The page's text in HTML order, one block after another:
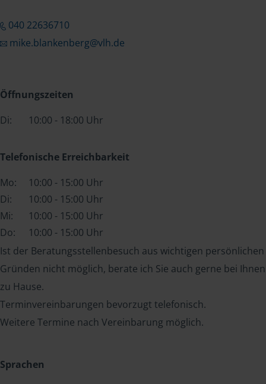
040 22636710
mike.blankenberg@vlh.de
Öffnungszeiten
Di:
10:00 - 18:00 Uhr
Telefonische Erreichbarkeit
Mo:
10:00 - 15:00 Uhr
Di:
10:00 - 15:00 Uhr
Mi:
10:00 - 15:00 Uhr
Do:
10:00 - 15:00 Uhr
Ist der Beratungsstellenbesuch aus wichtigen persönlichen
Gründen nicht möglich, berate ich Sie auch gerne bei Ihnen
zu Hause.
Terminvereinbarungen bevorzugt telefonisch.
Weitere Termine nach Vereinbarung möglich.
Sprachen